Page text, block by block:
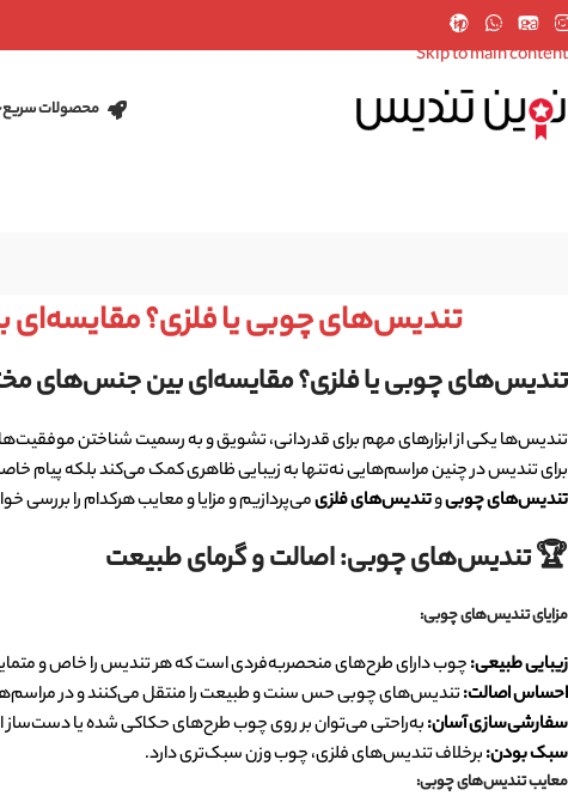
Skip to navigation
Skip to main content
محصولات سریع
تندیس‌های چوبی یا فلزی؟
تندیس‌های چوبی یا فلزی؟ مقایسه‌ای بین جنس‌های
تندیس‌ها یکی از ابزارهای مهم برای قدردانی، تشویق و به رسمیت شناختن
برای تندیس در چنین مراسم‌هایی نه‌تنها به زیبایی ظاهری کمک می‌کند بلکه پیام
تندیس‌های چوبیوتندیس‌های فلزیمی‌پردازیم و مزایا و معایب هرکدام را بررسی
🏆تندیس‌های چوبی: اصالت و گرمای طبیعت
مزایای تندیس‌های چوبی:
زیبایی طبیعی:چوب دارای طرح‌های منحصربه‌فردی است که هر تندیس را خاص و
احساس اصالت:تندیس‌های چوبی حس سنت و طبیعت را منتقل می‌کنند و در
سفارشی‌سازی آسان:به‌راحتی می‌توان بر روی چوب طرح‌های حکاکی شده یا دست‌ساز
سبک بودن:برخلاف تندیس‌های فلزی، چوب وزن سبک‌تری دارد.
معایب تندیس‌های چوبی: